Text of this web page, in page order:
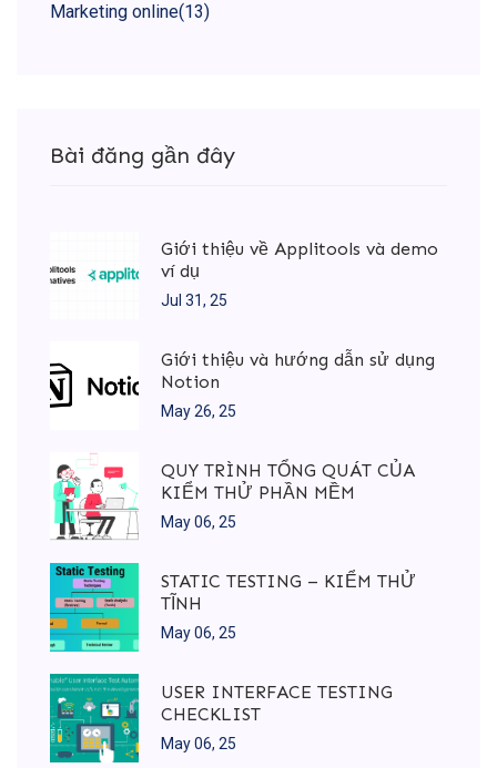
Marketing online(13)
Bài đăng gần đây
Giới thiệu về Applitools và demo
ví dụ
Jul 31, 25
Giới thiệu và hướng dẫn sử dụng
Notion
May 26, 25
QUY TRÌNH TỔNG QUÁT CỦA
KIỂM THỬ PHẦN MỀM
May 06, 25
STATIC TESTING – KIỂM THỬ
TĨNH
May 06, 25
USER INTERFACE TESTING
CHECKLIST
May 06, 25